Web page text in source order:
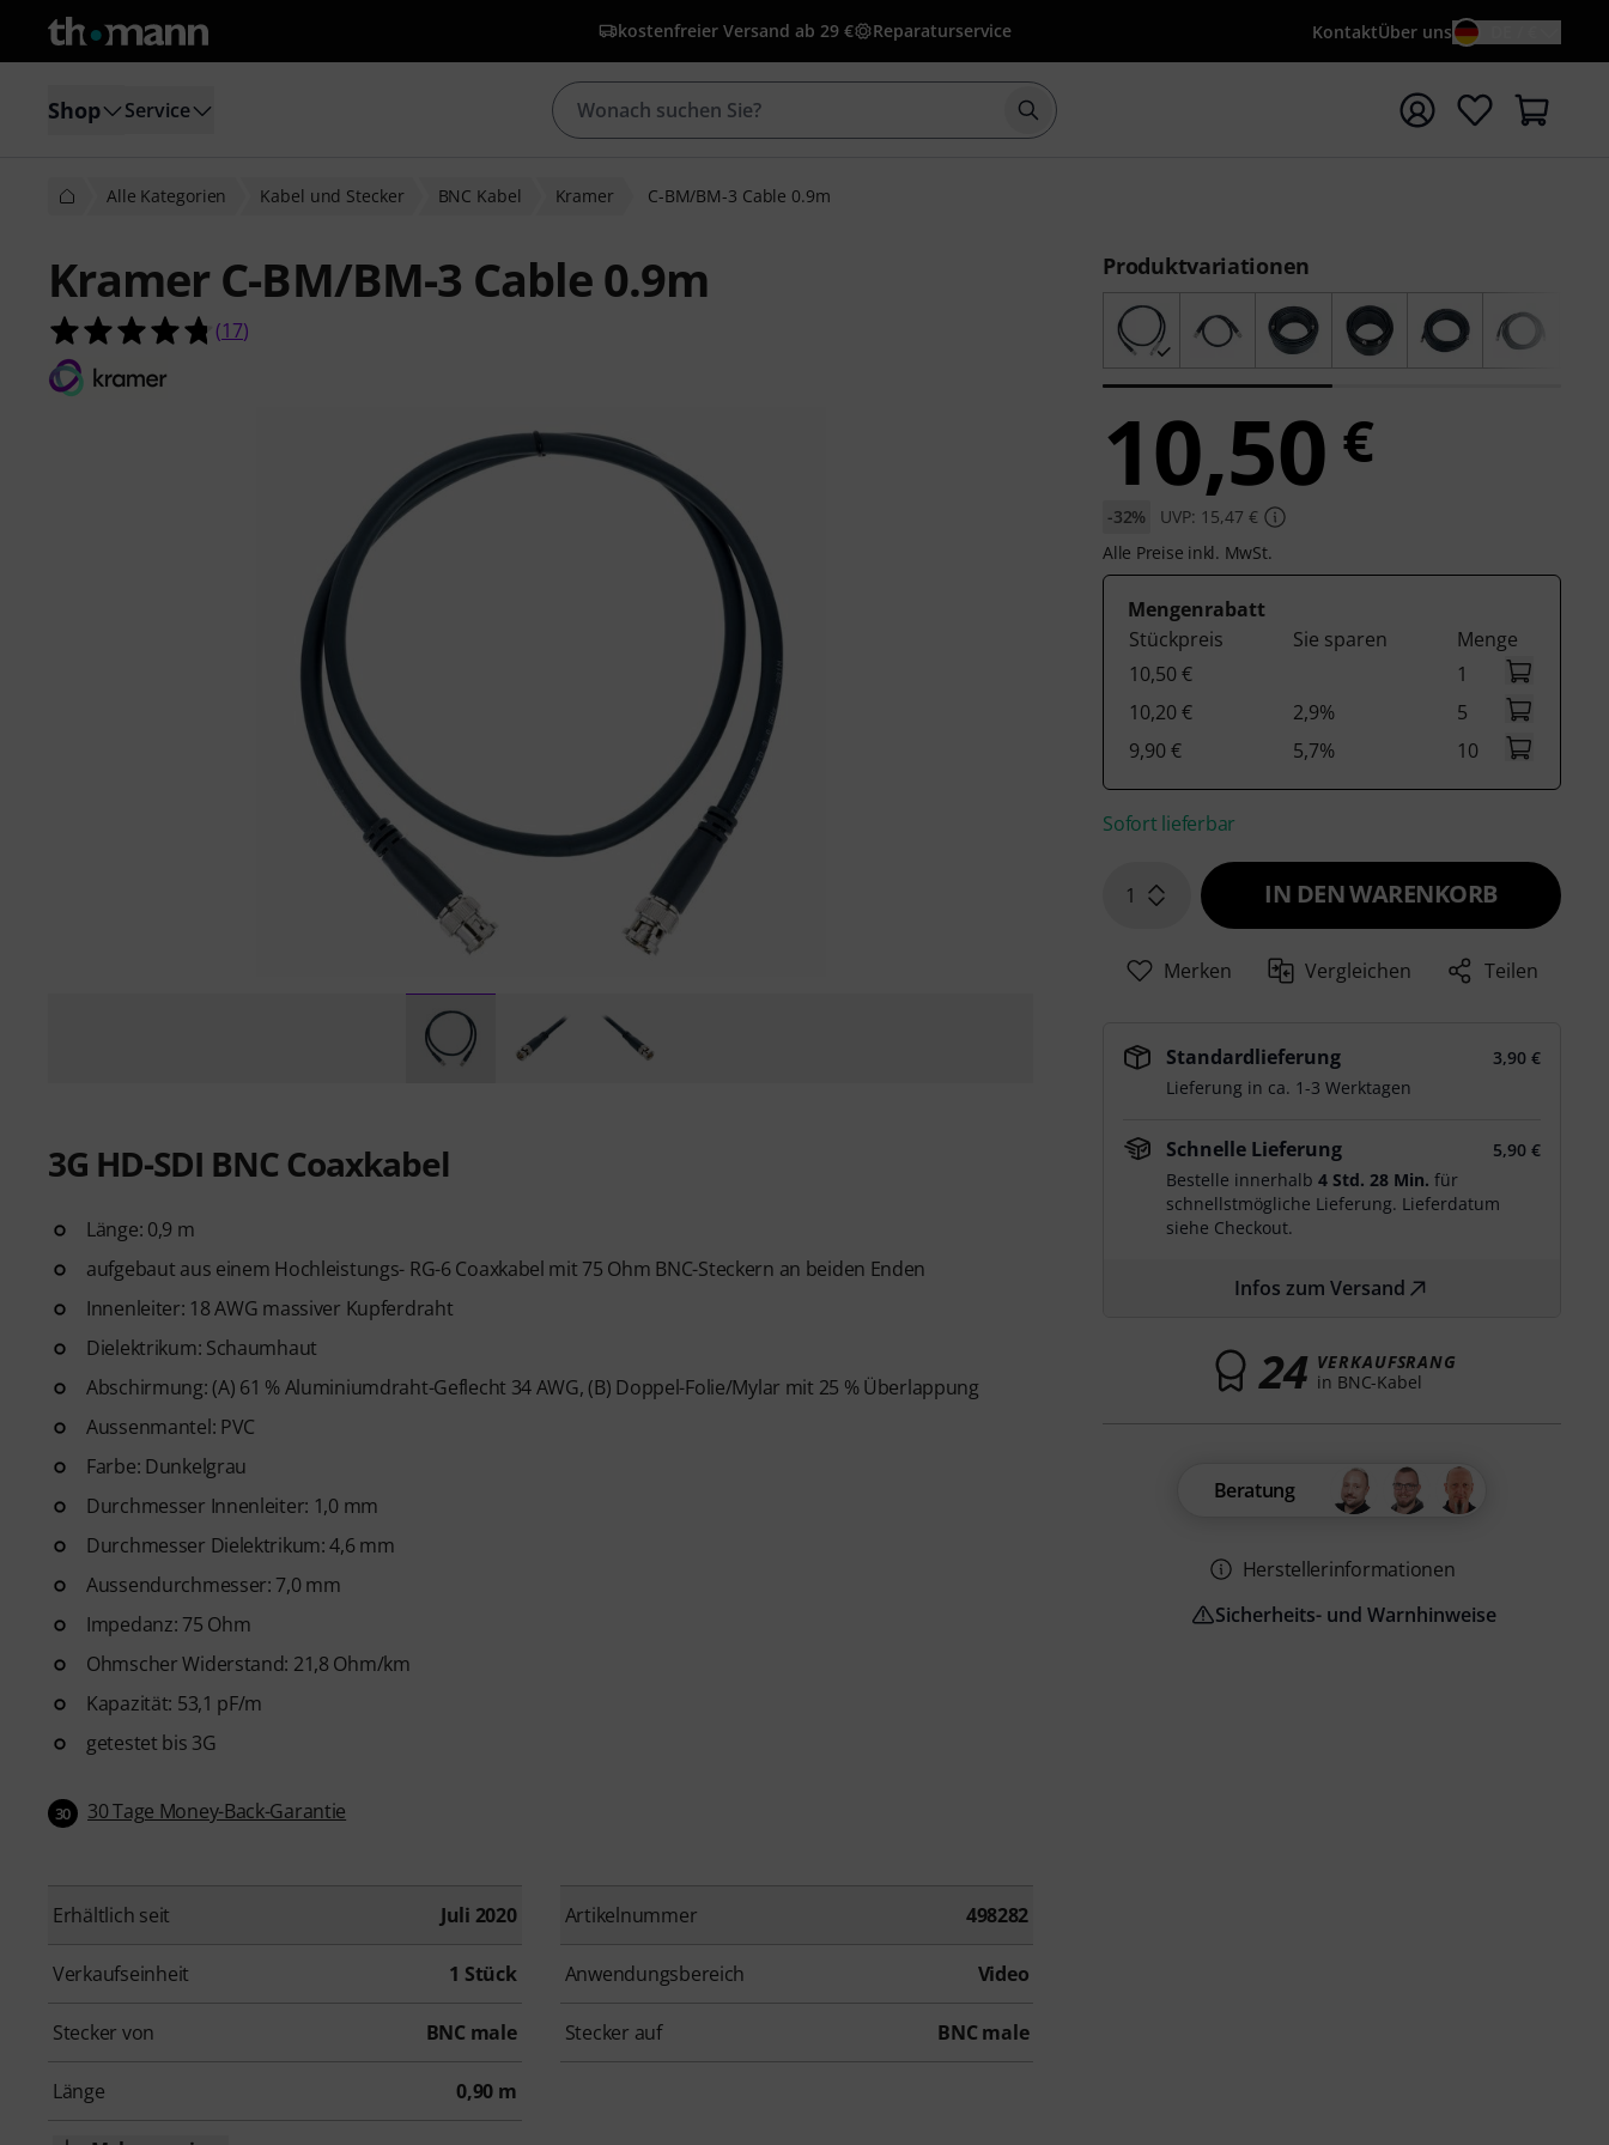
kostenfreier Versand ab 29 € Reparaturservice KontaktÜber uns
Shop Service Suche mit Suchwort {searchTerm} starten
Alle Kategorien Kabel und Stecker BNC Kabel Kramer C-BM/BM-3 Cable 0.9m
Kramer C-BM/BM-3 Cable 0.9m
4.8 von 5 Sternen aus 17 Kundenbewertungen
(17)
3G HD-SDI BNC Coaxkabel
Länge: 0,9 m
aufgebaut aus einem Hochleistungs- RG-6 Coaxkabel mit 75 Ohm BNC-Steckern an beiden Enden
Innenleiter: 18 AWG massiver Kupferdraht
Dielektrikum: Schaumhaut
Abschirmung: (A) 61 % Aluminiumdraht-Geflecht 34 AWG, (B) Doppel-Folie/Mylar mit 25 % Überlappung
Aussenmantel: PVC
Farbe: Dunkelgrau
Durchmesser Innenleiter: 1,0 mm
Durchmesser Dielektrikum: 4,6 mm
Aussendurchmesser: 7,0 mm
Impedanz: 75 Ohm
Ohmscher Widerstand: 21,8 Ohm/km
Kapazität: 53,1 pF/m
getestet bis 3G
30 30 Tage Money-Back-Garantie
Erhältlich seit Juli 2020 Artikelnummer 498282
Verkaufseinheit 1 Stück Anwendungsbereich Video
Stecker von BNC male Stecker auf BNC male
Länge 0,90 m
Produktvariationen
10,50 €
-32%
UVP: 15,47 €
Alle Preise inkl. MwSt.
Mengenrabatt
Stückpreis
Sie sparen
Menge
10,50 €
1
10,20 €
2,9%
5
9,90 €
5,7% 10
Sofort lieferbar
1 IN DEN WARENKORB
Merken Vergleichen Teilen
Standardlieferung
3,90 €
Lieferung in ca. 1-3 Werktagen
Schnelle Lieferung
5,90 €
Bestelle innerhalb4 Std. 28 Min. für
schnellstmögliche Lieferung. Lieferdatum
siehe Checkout.
Infos zum Versand
24 VERKAUFSRANG
in BNC-Kabel
Beratung
Herstellerinformationen
Sicherheits- und Warnhinweise